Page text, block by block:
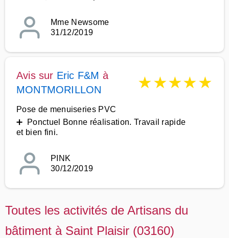
Mme Newsome
31/12/2019
Avis sur Eric F&M à
MONTMORILLON
★★★★★
Pose de menuiseries PVC
➕ Ponctuel Bonne réalisation. Travail rapide
et bien fini.
PINK
30/12/2019
Toutes les activités de Artisans du
bâtiment à Saint Plaisir (03160)